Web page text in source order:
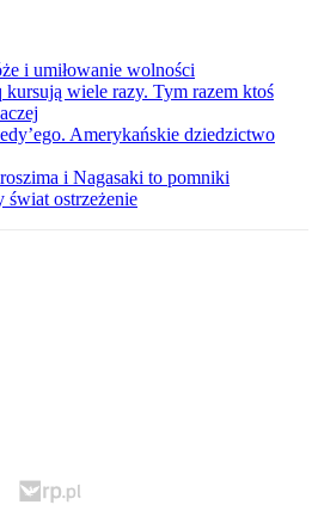
i umiłowanie wolności
wiele razy. Tym razem ktoś
Amerykańskie dziedzictwo
i Nagasaki to pomniki
świat ostrzeżenie